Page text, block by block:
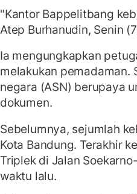
"Kantor Bappelitbang
Atep Burhanudin, Senin
Ia mengungkapkan
melakukan pemadaman.
negara (ASN) berupaya
dokumen.
Sebelumnya, sejumlah
Kota Bandung. Terakhir
Triplek di Jalan
waktu lalu.